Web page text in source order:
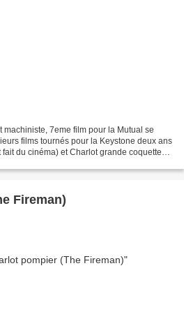
7eme film pour la Mutual se
films tournés pour la Keystone deux ans
du cinéma) et Charlot grande coquette
Fireman)